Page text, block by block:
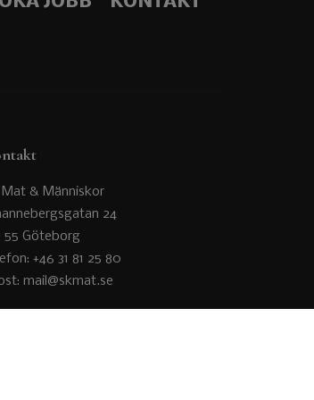
Mat & Människor
24
55 Göteborg
+46 31 81 25 80
mail@skmat.se